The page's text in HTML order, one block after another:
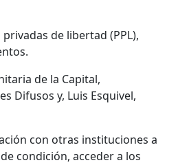
de libertad (PPL),
de la Capital,
Difusos y, Luis Esquivel,
con otras instituciones a
condición, acceder a los